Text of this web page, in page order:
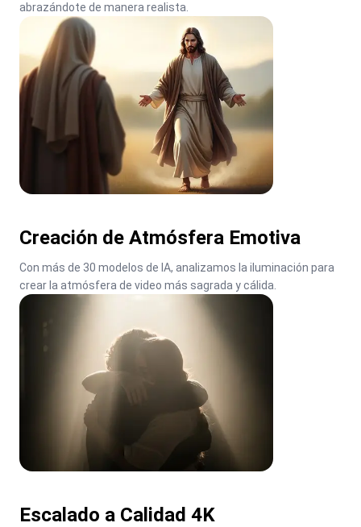
abrazándote de manera realista.
Creación de Atmósfera Emotiva
Con más de 30 modelos de IA, analizamos la iluminación para
crear la atmósfera de video más sagrada y cálida.
Escalado a Calidad 4K